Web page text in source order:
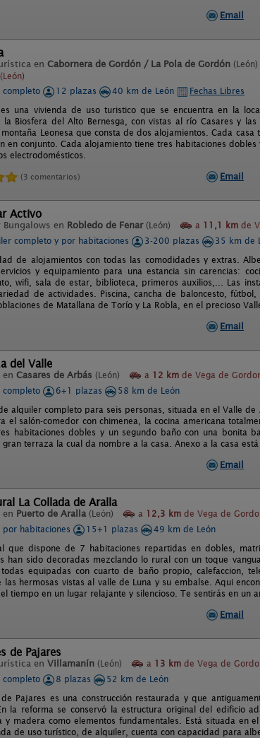
Email
en Cabornera de Gordón / La Pola de Gordón (León)
completo 12 plazas 40 km de León
Fechas Libres
una vivienda de uso turistico que se encuentra en la
la Biosfera del Alto Bernesga, con vistas al río Casares y
Leonesa que consta de dos alojamientos. Cada
en conjunto. Cada alojamiento tiene tres habitaciones
electrodomésticos.
(3 comentarios) Email
Activo
en Robledo de Fenar (León) a 11,1 km de
completo y por habitaciones
3-200 plazas
35 km de
de alojamientos con todas las comodidades y extras.
y equipamiento para una estancia sin carencias:
wifi, sala de estar, biblioteca, primeros auxilios,... Las
de actividades. Piscina, cancha de baloncesto,
de Matallana de Torío y La Robla, en el precioso
Email
del Valle
en Casares de Arbás (León) a 12 km de Vega de
completo
6+1 plazas
58 km de León
alquiler completo para seis personas, situada en el Valle
el salón-comedor con chimenea, la cocina americana
habitaciones dobles y un segundo baño con una bonita
gran terraza la cual da nombre a la casa. Anexo a la casa
Email
La Collada de Aralla
en Puerto de Aralla (León) a 12,3 km de Vega de
habitaciones
15+1 plazas
49 km de León
que dispone de 7 habitaciones repartidas en dobles,
han sido decoradas mezclando lo rural con un toque
equipadas con cuarto de baño propio, calefaccion,
las hermosas vistas al valle de Luna y su embalse. Aqui
tiempo en un lugar relajante y silencioso. Te sentirás en un
Email
de Pajares
en Villamanín (León) a 13 km de Vega de
completo
8 plazas
52 km de León
de Pajares es una construcción restaurada y que
la reforma se conservó la estructura original del edificio
y madera como elementos fundamentales. Está situada en
de uso turístico, de alquiler, cuenta con capacidad para